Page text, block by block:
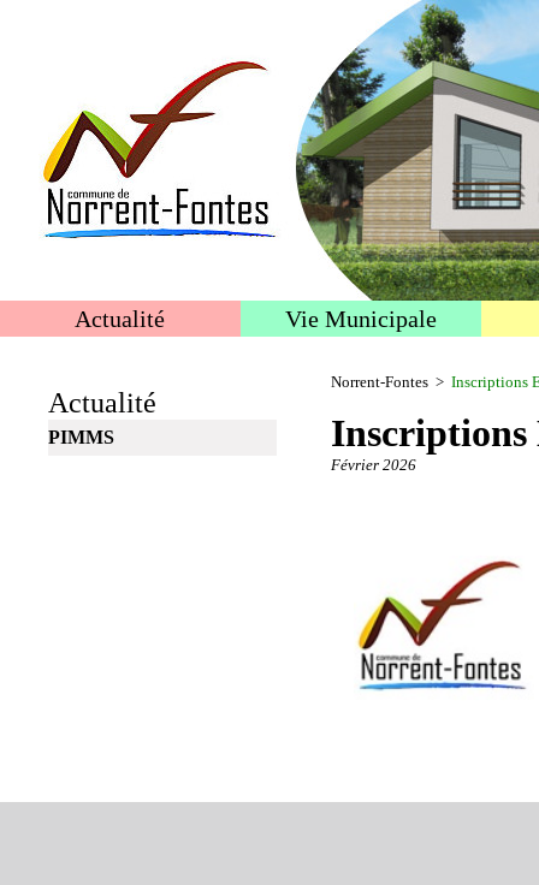
Actualité Vie Municipale
Actualité
PIMMS
Norrent-Fontes >Inscriptions
Inscriptions
Février 2026